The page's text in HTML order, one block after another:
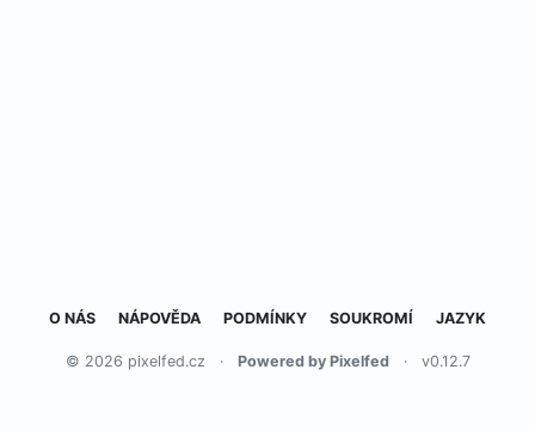
O NÁS NÁPOVĚDA PODMÍNKY SOUKROMÍ JAZYK
© 2026 pixelfed.cz · Powered by Pixelfed · v0.12.7